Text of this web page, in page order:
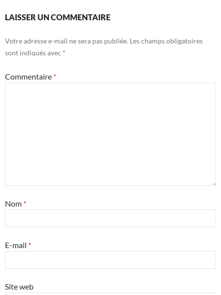
LAISSER UN COMMENTAIRE
Votre adresse e-mail ne sera pas publiée. Les champs obligatoires
sont indiqués avec *
Commentaire *
Nom *
E-mail *
Site web